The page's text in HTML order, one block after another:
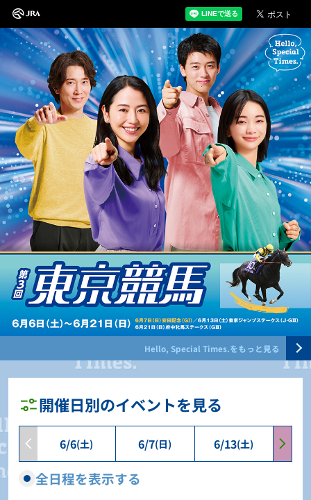
Hello, Special Times.をもっと見る
開催日別のイベントを見る
6/6(土) 6/7(日) 6/13(土)
全日程を表示する